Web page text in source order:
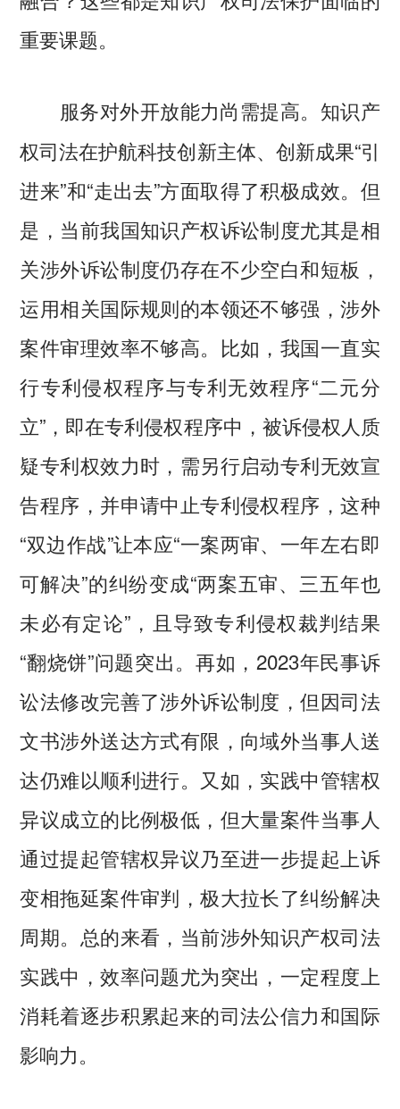
重要课题。
服务对外开放能力尚需提高。 知识产
权司法在护航科技创新主体、创新成果“引
进来”和“走出去”方面取得了积极成效。但
是，当前我国知识产权诉讼制度尤其是相
关涉外诉讼制度仍存在不少空白和短板，
运用相关国际规则的本领还不够强，涉外
案件审理效率不够高。比如，我国一直实
行专利侵权程序与专利无效程序“二元分
立”，即在专利侵权程序中，被诉侵权人质
疑专利权效力时，需另行启动专利无效宣
告程序，并申请中止专利侵权程序，这种
“双边作战”让本应“一案两审、一年左右即
可解决”的纠纷变成“两案五审、三五年也
未必有定论”，且导致专利侵权裁判结果
“翻烧饼”问题突出。再如，2023年民事诉
讼法修改完善了涉外诉讼制度，但因司法
文书涉外送达方式有限，向域外当事人送
达仍难以顺利进行。又如，实践中管辖权
异议成立的比例极低，但大量案件当事人
通过提起管辖权异议乃至进一步提起上诉
变相拖延案件审判，极大拉长了纠纷解决
周期。总的来看，当前涉外知识产权司法
实践中，效率问题尤为突出，一定程度上
消耗着逐步积累起来的司法公信力和国际
影响力。